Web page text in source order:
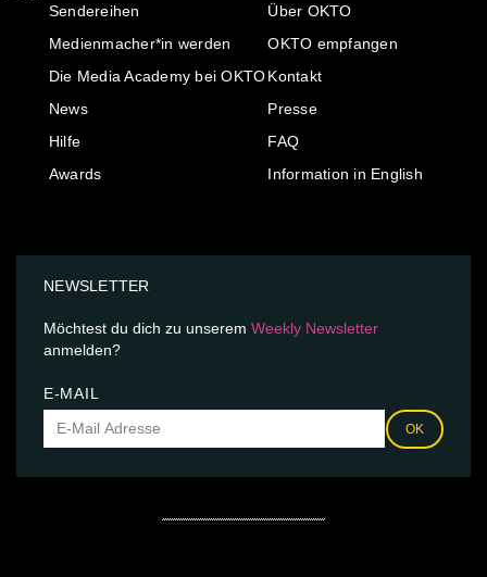
Sendereihen
Medienmacher*in werden
Die Media Academy bei OKTO
News
Hilfe
Awards
Über OKTO
OKTO empfangen
Kontakt
Presse
FAQ
Information in English
NEWSLETTER
Möchtest du dich zu unserem Weekly Newsletter
anmelden?
E-MAIL
OK